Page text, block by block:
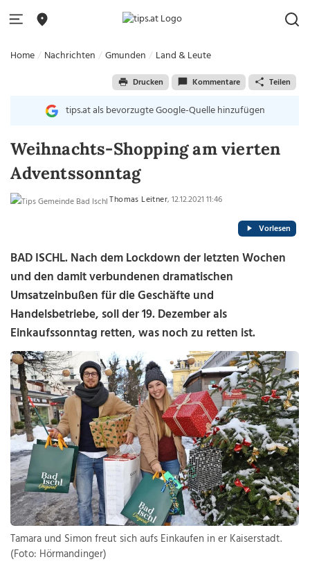
Home Nachrichten Gmunden Land & Leute
Drucken Kommentare Teilen
tips.at als bevorzugte Google-Quelle hinzufügen
Weihnachts-Shopping am vierten
Adventssonntag
Thomas Leitner, 12.12.2021 11:46
Vorlesen
BAD ISCHL. Nach dem Lockdown der letzten Wochen
und den damit verbundenen dramatischen
Umsatzeinbußen für die Geschäfte und
Handelsbetriebe, soll der 19. Dezember als
Einkaufssonntag retten, was noch zu retten ist.
Tamara und Simon freut sich aufs Einkaufen in er Kaiserstadt.
(Foto: Hörmandinger)